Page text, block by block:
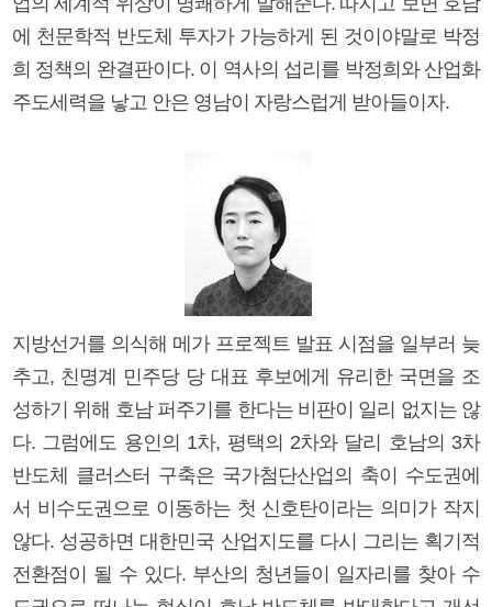
에 천문학적 반도체 투자가 가능하게 된 것이야말로 박정
희 정책의 완결판이다. 이 역사의 섭리를 박정희와 산업화
주도세력을 낳고 안은 영남이 자랑스럽게 받아들이자.
지방선거를 의식해 메가 프로젝트 발표 시점을 일부러 늦
추고, 친명계 민주당 당 대표 후보에게 유리한 국면을 조
성하기 위해 호남 퍼주기를 한다는 비판이 일리 없지는 않
다. 그럼에도 용인의 1차, 평택의 2차와 달리 호남의 3차
반도체 클러스터 구축은 국가첨단산업의 축이 수도권에
서 비수도권으로 이동하는 첫 신호탄이라는 의미가 작지
않다. 성공하면 대한민국 산업지도를 다시 그리는 획기적
전환점이 될 수 있다. 부산의 청년들이 일자리를 찾아 수